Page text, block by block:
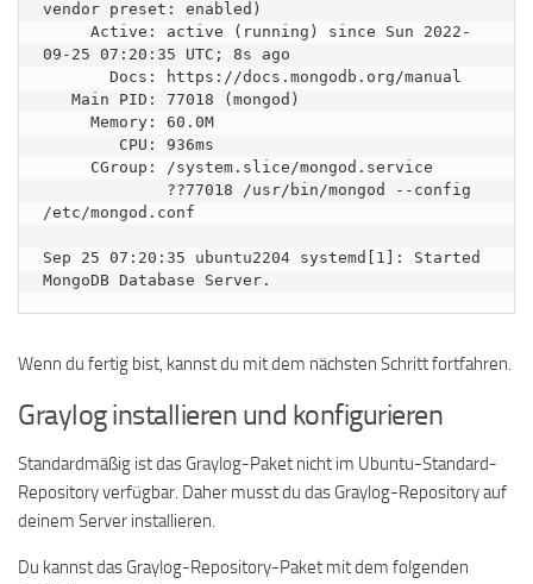
vendor preset: enabled)
09-25 07:20:35 UTC; 8s ago
/etc/mongod.conf
Sep 25 07:20:35 ubuntu2204 systemd[1]: Started
Wenn du fertig bist, kannst du mit dem nächsten Schritt fortfahren.
Graylog installieren und konfigurieren
Standardmäßig ist das Graylog-Paket nicht im Ubuntu-Standard-
Repository verfügbar. Daher musst du das Graylog-Repository auf
deinem Server installieren.
Du kannst das Graylog-Repository-Paket mit dem folgenden